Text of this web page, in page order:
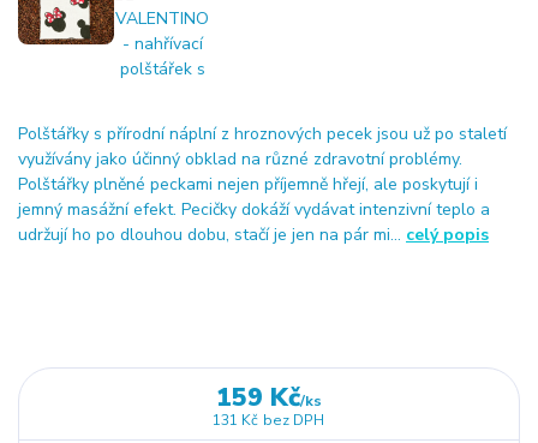
Polštářky s přírodní náplní z hroznových pecek jsou už po staletí
využívány jako účinný obklad na různé zdravotní problémy.
Polštářky plněné peckami nejen příjemně hřejí, ale poskytují i
jemný masážní efekt. Pecičky dokáží vydávat intenzivní teplo a
udržují ho po dlouhou dobu, stačí je jen na pár mi... celý popis
159 Kč/ks
131 Kč bez DPH